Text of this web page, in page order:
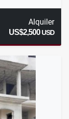
Alquiler
US$2,500USD